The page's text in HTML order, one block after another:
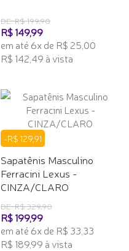
DE: R$ 199,90
R$ 149,99
em até 6x de R$ 25,00
R$ 142,49 à vista
-R$ 129,91
Sapatênis Masculino
Ferracini Lexus -
CINZA/CLARO
DE: R$ 329,90
R$ 199,99
em até 6x de R$ 33,33
R$ 189,99 à vista